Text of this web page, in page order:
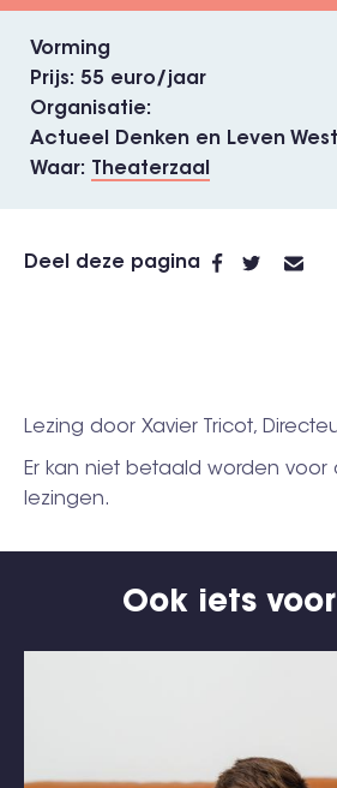
Vorming
Prijs
55 euro/jaar
Organisatie
Actueel Denken en Leven
Waar
Theaterzaal
Deel deze pagina
Lezing door Xavier Tricot,
Er kan niet betaald worden voor
lezingen.
Ook iets